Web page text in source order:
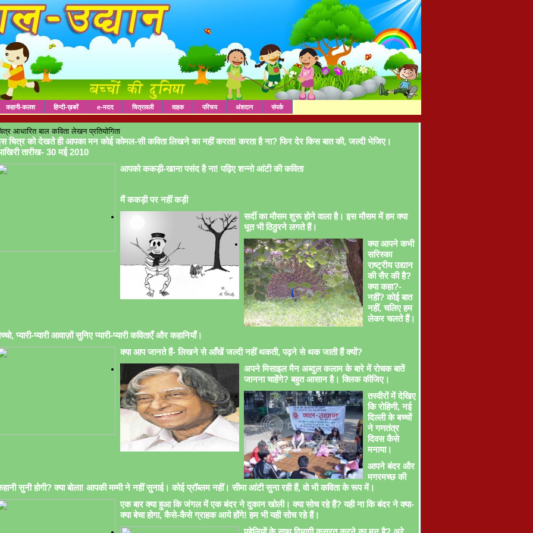
कहानी-कलश हिन्दी-ख़बरें e-मदद चित्रावली वाहक परिचय अंशदान संपर्क
आधारित बाल कविता लेखन प्रतियोगिता
चित्र को देखते ही आपका मन कोई कोमल-सी कविता लिखने का नहीं करता! करता है ना? फिर देर किस बात की, जल्दी भेजिए।
तारीख- 30 मई 2010
आपको ककड़ी-खाना पसंद है ना! पढ़िए शन्नो आंटी की कविता
मैं ककड़ी पर नहीं कड़ी
सर्दी का मौसम शुरू होने वाला है। इस मौसम में हम क्या
भूत भी ठिठुरने लगते हैं।
क्या आपने कभी
सरिस्का
राष्ट्रीय उद्यान
की सैर की है?
क्या कहा?-
नहीं? कोई बात
नहीं, चलिए हम
लेकर चलते हैं।
प्यारी-प्यारी आवाज़ों सुनिए प्यारी-प्यारी कविताएँ और कहानियाँ।
क्या आप जानते हैं- लिखने से आँखें जल्दी नहीं थकती, पढ़ने से थक जाती हैं क्यों?
अपने मिसाइल मैन अब्दुल कलाम के बारे में रोचक बातें
जानना चाहेंगे? बहुत आसान है। क्लिक कीजिए।
तस्वीरों में देखिए
कि रोहिणी, नई
दिल्ली के बच्चों
ने गणतंत्र
दिवस कैसे
मनाया।
आपने बंदर और
मगरमच्छ की
सुनी होगी? क्या बोला! आपकी मम्मी ने नहीं सुनाई। कोई प्रॉब्लम नहीं। सीमा आंटी सुना रही हैं, वो भी कविता के रूप में।
एक बार क्या हुआ कि जंगल में एक बंदर ने दुकान खोली। क्या सोच रहे हैं? यही ना कि बंदर ने क्या-
क्या बेचा होगा, कैसे-कैसे ग्राहक आये होंगे! हम भी यही सोच रहे हैं।